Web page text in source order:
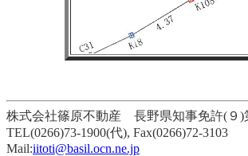
株式会社篠原不動産 長野県知事免許(９)
TEL(0266)73-1900(代), Fax(0266)72-3103
Mail:iitoti@basil.ocn.ne.jp